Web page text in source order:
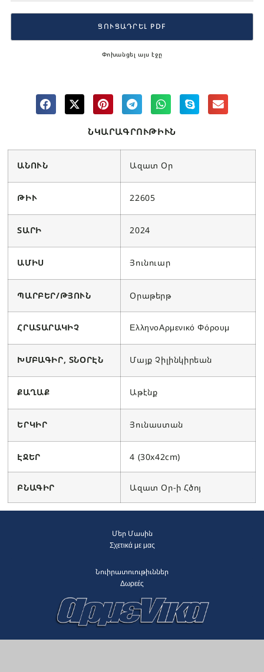
ՆԿԱՐԱԳՐՈՒԹԻՒՆ
ԱՆՈՒՆ Ազատ Օր
ԹԻՒ 22605
ՏԱՐԻ 2024
ԱՄԻՍ Յունուար
ՊԱՐԲԵՐ/ԹՅՈՒՆ Օրաթերթ
ՀՐԱՏԱՐԱԿԻՉ ΕλληνοΑρμενικό Φόρουμ
ԽՄԲԱԳԻՐ, ՏՆՕՐԷՆ Մայք Չիլինկիրեան
ՔԱՂԱՔ Աթէնք
ԵՐԿԻՐ Յունաստան
ԷՋԵՐ 4 (30x42cm)
ԲՆԱԳԻՐ Ազատ Օր-ի Հծոյ
Փոխանցել այս էջը
ՑՈՒՑԱԴՐԵԼ PDF
Մեր Մասին
Σχετικά με μας
Նուիրատուութիւններ
Δωρεές